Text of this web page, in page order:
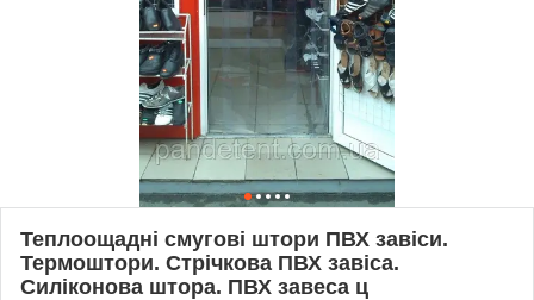
Теплоощадні смугові штори ПВХ завіси.
Термоштори. Стрічкова ПВХ завіса.
Силіконова штора. ПВХ завеса ц